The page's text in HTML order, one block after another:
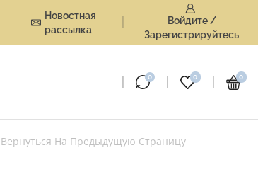
Новостная
рассылка
Войдите /
Зарегистрируйтесь
0 0 0
Вернуться На Предыдущую Страницу